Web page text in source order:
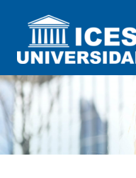
contenido
conocimiento
desde
el
Perú